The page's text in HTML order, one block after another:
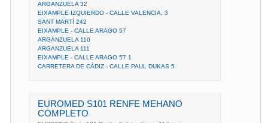
ARGANZUELA 32
EIXAMPLE IZQUIERDO - CALLE VALENCIA, 3
SANT MARTÍ 242
EIXAMPLE - CALLE ARAGO 57
ARGANZUELA 110
ARGANZUELA 111
EIXAMPLE - CALLE ARAGO 57 1
CARRETERA DE CÁDIZ - CALLE PAUL DUKAS 5
EUROMED S101 RENFE MEHANO
COMPLETO